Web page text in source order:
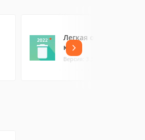
Легкая очистка
кэша
Версия: 3.39 (14.41 МБ)